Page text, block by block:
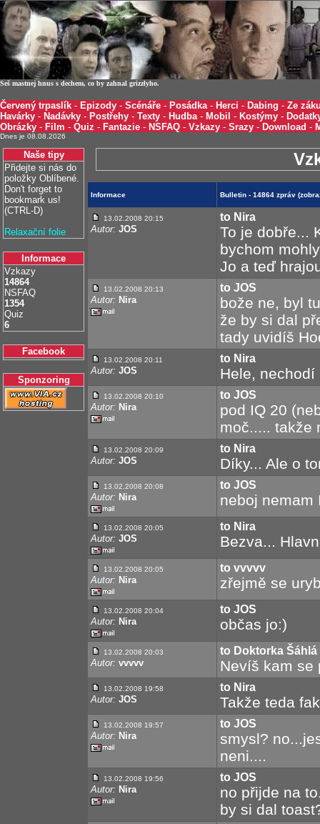
Seš mastnej hnus s dechem, co by zahnal grizzlyho.
Červený trpaslík - Epizody - Scénáře - Posádka- Herci - Dabing - Ze
Havárky - Nadávky - Postřehy - Texty - Hudba- Mobil - Kostýmy -
Obrázky - Film - Quiz - Fantazie - NSFAQ - Vzkazy - Srazy - Download -
Dnes je 08.08.2026
Naše tipy
Přidejte si nás do
položky Oblíbené.
Don't forget to
bookmark us!
(CTRL-D)
Relaxační folie
Informace
Vzkazy
14864
NSFAQ
1354
Quiz
6
Facebook
Sponzoring
Informace Bulletin - 14864 zpráv
13.02.2008 20:15
Autor: JOS
to Nira
To je dobře...
bychom
Jo a teď
13.02.2008 20:13
Autor: Nira
to JOS
bože ne, byl
že by si dal
tady uvidíš
13.02.2008 20:11
Autor: JOS
to Nira
Hele,
13.02.2008 20:10
Autor: Nira
to JOS
pod IQ 20
moč..... takže
13.02.2008 20:09
Autor: JOS
to Nira
Díky... Ale o
13.02.2008 20:08
Autor: Nira
to JOS
neboj nemam
13.02.2008 20:05
Autor: JOS
to Nira
Bezva...
13.02.2008 20:05
Autor: Nira
to vvvvv
zřejmě se
13.02.2008 20:04
Autor: Nira
to JOS
občas jo:)
13.02.2008 20:03
Autor: vvvvv
to Doktorka Šáhlá
Nevíš kam se
13.02.2008 19:58
Autor: JOS
to Nira
Takže teda
13.02.2008 19:57
Autor: Nira
to JOS
smysl?
neni....
13.02.2008 19:56
Autor: Nira
to JOS
no přijde na
by si dal